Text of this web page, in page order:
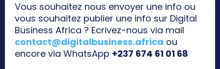
Vous souhaitez nous envoyer une info ou
vous souhaitez publier une info sur Digital
Business Africa ? Ecrivez-nous via mail
contact@digitalbusiness.africa ou
encore via WhatsApp +237 674 61 01 68